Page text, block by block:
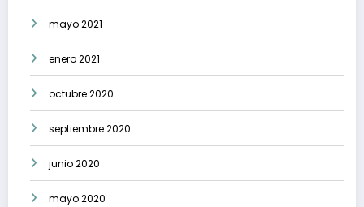
mayo 2021
enero 2021
octubre 2020
septiembre 2020
junio 2020
mayo 2020